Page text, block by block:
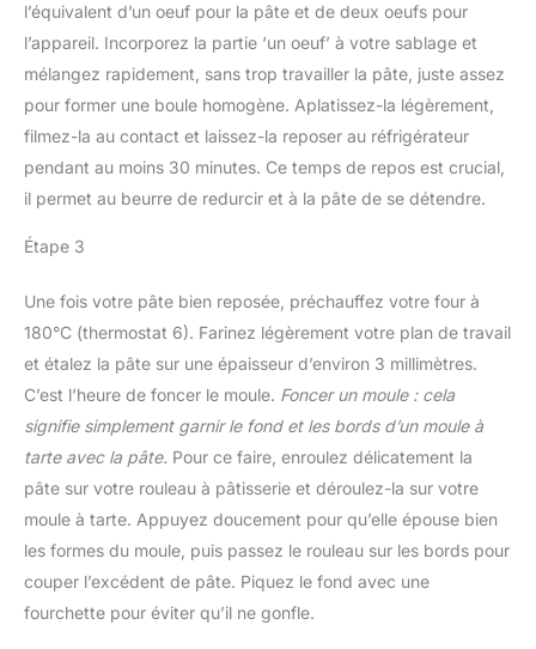
l’équivalent d’un oeuf pour la pâte et de deux oeufs pour
l’appareil. Incorporez la partie ‘un oeuf’ à votre sablage et
mélangez rapidement, sans trop travailler la pâte, juste assez
pour former une boule homogène. Aplatissez-la légèrement,
filmez-la au contact et laissez-la reposer au réfrigérateur
pendant au moins 30 minutes. Ce temps de repos est crucial,
il permet au beurre de redurcir et à la pâte de se détendre.
Étape 3
Une fois votre pâte bien reposée, préchauffez votre four à
180°C (thermostat 6). Farinez légèrement votre plan de travail
et étalez la pâte sur une épaisseur d’environ 3 millimètres.
C’est l’heure de foncer le moule. Foncer un moule : cela
signifie simplement garnir le fond et les bords d’un moule à
tarte avec la pâte. Pour ce faire, enroulez délicatement la
pâte sur votre rouleau à pâtisserie et déroulez-la sur votre
moule à tarte. Appuyez doucement pour qu’elle épouse bien
les formes du moule, puis passez le rouleau sur les bords pour
couper l’excédent de pâte. Piquez le fond avec une
fourchette pour éviter qu’il ne gonfle.